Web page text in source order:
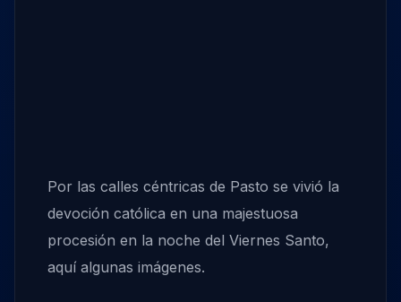
Por las calles céntricas de Pasto se vivió la
devoción católica en una majestuosa
procesión en la noche del Viernes Santo,
aquí algunas imágenes.